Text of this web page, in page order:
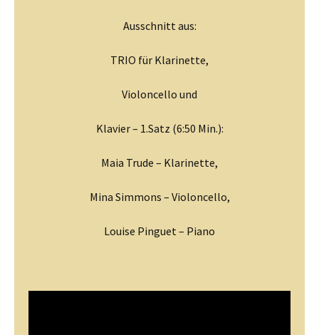
Ausschnitt aus:
TRIO für Klarinette,
Violoncello und
Klavier – 1.Satz (6:50 Min.):
Maia Trude – Klarinette,
Mina Simmons – Violoncello,
Louise Pinguet – Piano